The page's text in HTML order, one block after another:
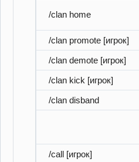
/clan home
/clan promote [игрок]
/clan demote [игрок]
/clan kick [игрок]
/clan disband
/call [игрок]